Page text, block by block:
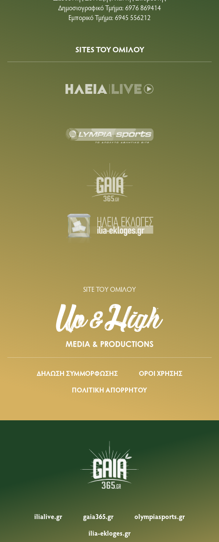
Δημοσιογραφικό Τμήμα: 6976 869414
Εμπορικό Τμήμα: 6945 556212
SITES ΤΟΥ ΟΜΙΛΟΥ
SITE ΤΟΥ ΟΜΙΛΟΥ
ΔΗΛΩΣΗ ΣΥΜΜΟΡΦΩΣΗΣ
ΟΡΟΙ ΧΡΗΣΗΣ
ΠΟΛΙΤΙΚΗ ΑΠΟΡΡΗΤΟΥ
ilialive.gr gaia365.gr
olympiasports.gr
ilia-ekloges.gr